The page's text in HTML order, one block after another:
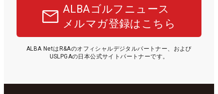
ALBAゴルフニュース
メルマガ登録はこちら
ALBA NetはR&Aのオフィシャルデジタルパートナー、および
USLPGAの日本公式サイトパートナーです。